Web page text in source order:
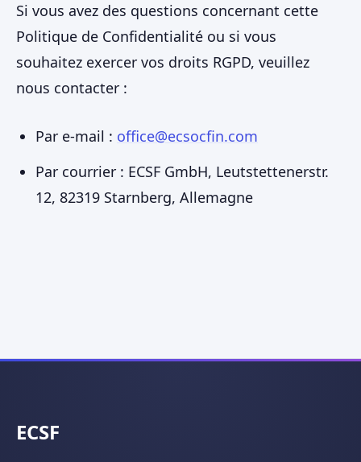
Si vous avez des questions concernant cette
Politique de Confidentialité ou si vous
souhaitez exercer vos droits RGPD, veuillez
nous contacter :
Par e-mail : office@ecsocfin.com
Par courrier : ECSF GmbH, Leutstettenerstr.
12, 82319 Starnberg, Allemagne
ECSF